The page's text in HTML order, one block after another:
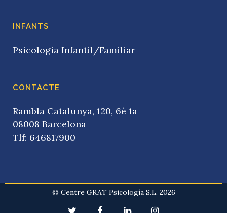
INFANTS
Psicologia Infantil/Familiar
CONTACTE
Rambla Catalunya, 120, 6è 1a
08008 Barcelona
Tlf: 646817900
© Centre GRAT Psicología S.L. 2026